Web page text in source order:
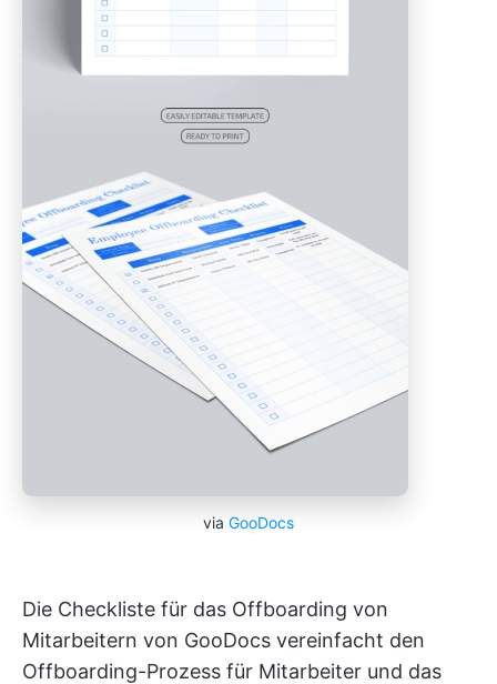
via GooDocs
Die Checkliste für das Offboarding von
Mitarbeitern von GooDocs vereinfacht den
Offboarding-Prozess für Mitarbeiter und das